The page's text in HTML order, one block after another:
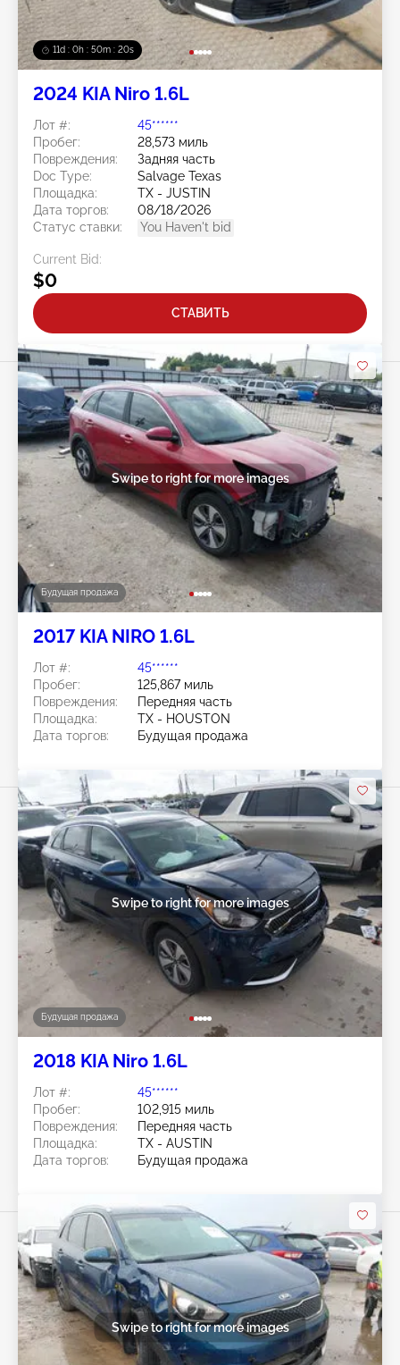
11d : 0h : 50m : 18s
2024 KIA Niro 1.6L
Лот #:
45******
Пробег:
28,573 миль
Повреждения:
Задняя часть
Doc Type:
Salvage Texas
Площадка:
TX - JUSTIN
Дата торгов:
08/18/2026
Статус ставки:
You Haven't bid
Current Bid:
$0
СТАВИТЬ
Будущая продажа
Swipe to right for more images
2017 KIA NIRO 1.6L
Лот #:
45******
Пробег:
125,867 миль
Повреждения:
Передняя часть
Площадка:
TX - HOUSTON
Дата торгов:
Будущая продажа
Будущая продажа
Swipe to right for more images
2018 KIA Niro 1.6L
Лот #:
45******
Пробег:
102,915 миль
Повреждения:
Передняя часть
Площадка:
TX - AUSTIN
Дата торгов:
Будущая продажа
Swipe to right for more images